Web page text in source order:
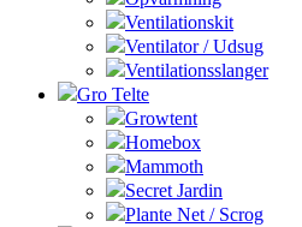
Ventilationskit
Ventilator / Udsug
Ventilationsslanger
Gro Telte
Growtent
Homebox
Mammoth
Secret Jardin
Plante Net / Scrog